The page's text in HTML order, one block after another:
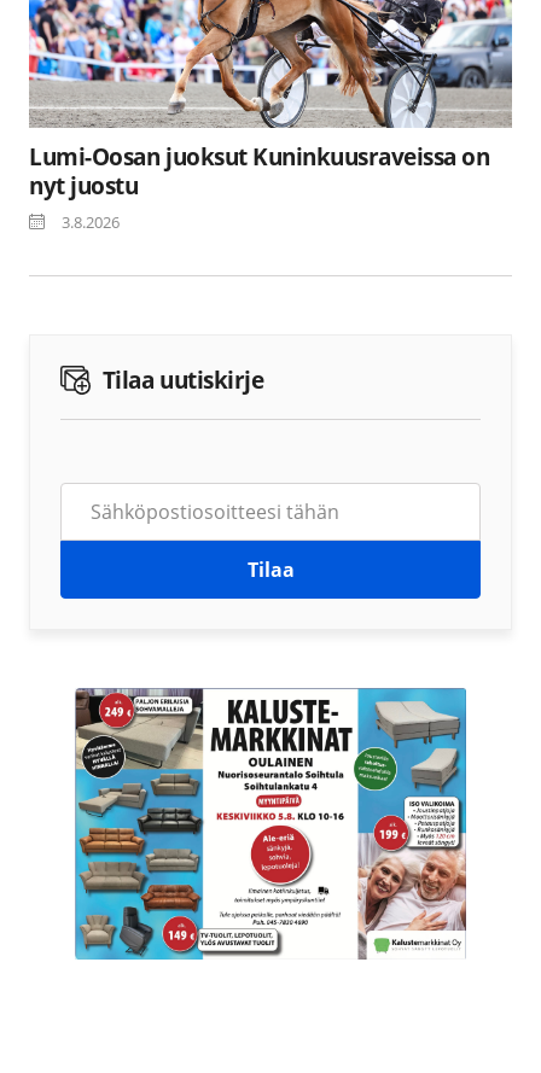
Lumi-Oosan juoksut Kuninkuusraveissa on
nyt juostu
3.8.2026
Tilaa uutiskirje
Tilaa